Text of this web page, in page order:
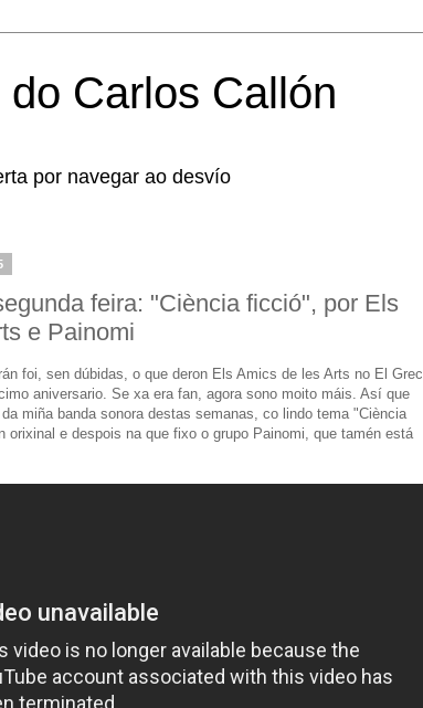
Carlos Callón
por navegar ao desvío
feira: "Ciència ficció", por Els
e Painomi
foi, sen dúbidas, o que deron Els Amics de les Arts no El Grec
aniversario. Se xa era fan, agora sono moito máis. Así que
miña banda sonora destas semanas, co lindo tema "Ciència
orixinal e despois na que fixo o grupo Painomi, que tamén está